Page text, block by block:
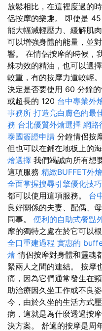
放鬆相比，在這裡度過的
侶按摩的樂趣。 即使是 45
能大幅減輕壓力、緩解肌
可以增強身體的能量，並
響。 在情侶按摩的時候，
殊功效的精油，也可以選
較重，有的按摩力道較輕
決定是否要使用 60 分鐘
或超長的 120 台中專業外
事務所 打造亮白膚色的最
務 台北優質外燴選擇 網路
泰國簽證申請 分鐘情侶按
但也可以在鋪在地板上的
燴選擇 我們竭誠向所有想
這項服務 精緻BUFFET外
全面掌握搜尋引擎優化技巧
都可以使用這項服務。 台
良好關係的夫妻、配偶、
同事。 便利的自助式餐點
摩的獨特之處在於它可以
全口重建過程 實惠的
燴 情侶按摩對身體和靈魂
緊兩人之間的連結。 按摩
痛，因為它們通常發生在
助治療因久坐工作或不良
今，由於久坐的生活方式
病，這就是為什麼透過按
決方案。 舒適的按摩是周